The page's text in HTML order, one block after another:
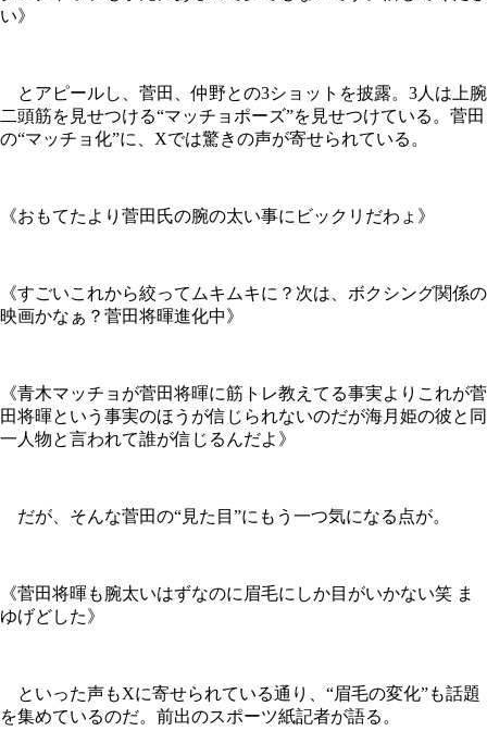
い》
とアピールし、菅田、仲野との3ショットを披露。3人は上腕
二頭筋を見せつける“マッチョポーズ”を見せつけている。菅田
の“マッチョ化”に、Xでは驚きの声が寄せられている。
《おもてたより菅田氏の腕の太い事にビックリだわょ》
《すごいこれから絞ってムキムキに？次は、ボクシング関係の
映画かなぁ？菅田将暉進化中》
《青木マッチョが菅田将暉に筋トレ教えてる事実よりこれが菅
田将暉という事実のほうが信じられないのだが海月姫の彼と同
一人物と言われて誰が信じるんだよ》
だが、そんな菅田の“見た目”にもう一つ気になる点が。
《菅田将暉も腕太いはずなのに眉毛にしか目がいかない笑 ま
ゆげどした》
といった声もXに寄せられている通り、“眉毛の変化”も話題
を集めているのだ。前出のスポーツ紙記者が語る。